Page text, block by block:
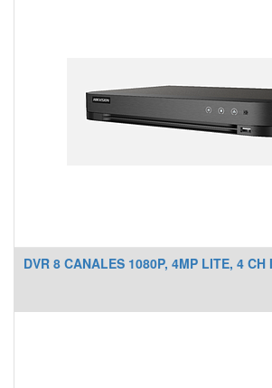
DVR 8 CANALES 1080P, 4MP LITE, 4 CH